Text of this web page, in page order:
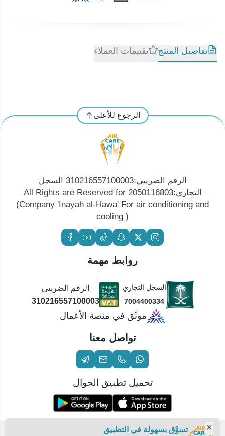
تفاصيل المنتج تقييمات العملاء
الرجوع للأعلى
الرقم الضريبي:310216557100003 السجل
التجاري:2050116803 All Rights are Reserved for
(Company 'Inayah al-Hawa' For air conditioning and
cooling )
روابط مهمة
السجل التجاري
7004400334
الرقم الضريبي
310216557100003
موثّق في منصة الأعمال
تواصل معنا
تحميل تطبيق الجوال
الحقوق محفوظة | 2026 عناية الهواء | شريك سكني الاستراتيجيتسوَّق بسهولة في التطبيق